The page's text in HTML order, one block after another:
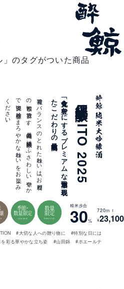
」のタグがついた商品
純米大吟醸 DAITO 2025
「食文化を
豊か
に
す
る
プ
レ
ミ
ア
ム
な
日本酒」を
表現し
た
こ
だ
わ
り
の
最高級酒
複雑で
バ
ラ
ン
ス
の
と
れ
た
味わ
い
は
「お
料理と
の
相性」も
抜群で
す
。
最高峰の
純米大吟醸に
ふ
さ
わ
し
い
華や
か
で
奥深い
吟醸香、
ま
ろ
や
か
な
味わ
い
を
お
楽し
み
く
だ
さ
い
。
季節・
数量限定
season
数量
限定
limited
精米歩合
30%
720ｍｌ
¥23,100
#大切な人への贈り物に
#特別な日には
彩る華やかな立ち姿 #山田錦
#ホエールテ